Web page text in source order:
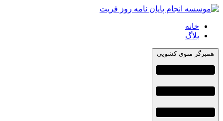
خانه
بلاگ
همبرگر منوی کشویی